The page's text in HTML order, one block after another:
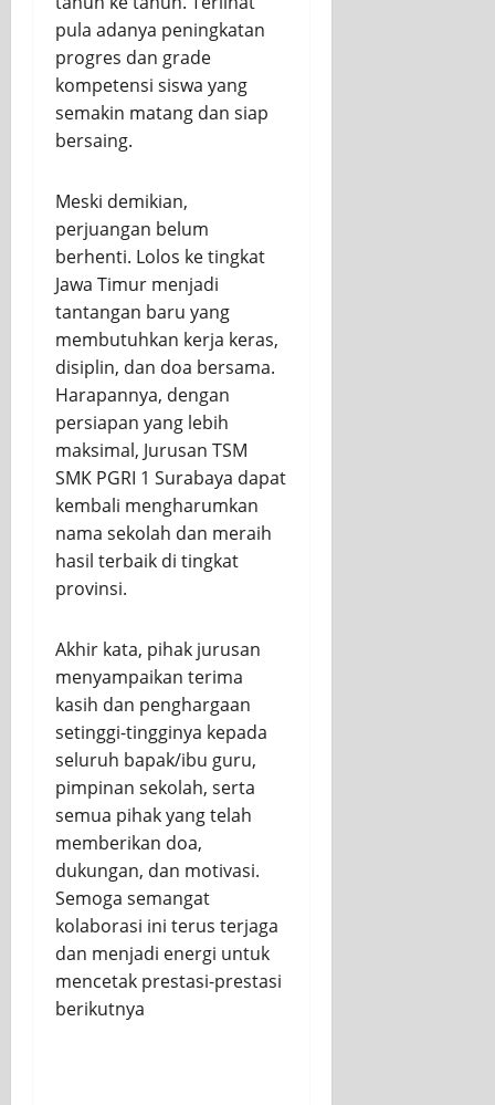
pula adanya peningkatan
progres dan grade
kompetensi siswa yang
semakin matang dan siap
bersaing.
Meski demikian,
perjuangan belum
berhenti. Lolos ke tingkat
Jawa Timur menjadi
tantangan baru yang
membutuhkan kerja keras,
disiplin, dan doa bersama.
Harapannya, dengan
persiapan yang lebih
maksimal, Jurusan TSM
SMK PGRI 1 Surabaya dapat
kembali mengharumkan
nama sekolah dan meraih
hasil terbaik di tingkat
provinsi.
Akhir kata, pihak jurusan
menyampaikan terima
kasih dan penghargaan
setinggi-tingginya kepada
seluruh bapak/ibu guru,
pimpinan sekolah, serta
semua pihak yang telah
memberikan doa,
dukungan, dan motivasi.
Semoga semangat
kolaborasi ini terus terjaga
dan menjadi energi untuk
mencetak prestasi-prestasi
berikutnya